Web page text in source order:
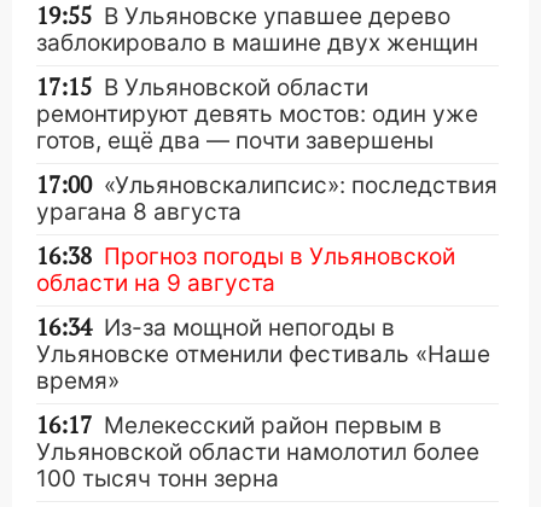
19:55 В Ульяновске упавшее дерево
заблокировало в машине двух женщин
17:15 В Ульяновской области
ремонтируют девять мостов: один уже
готов, ещё два — почти завершены
17:00 «Ульяновскалипсис»: последствия
урагана 8 августа
16:38 Прогноз погоды в Ульяновской
области на 9 августа
16:34 Из-за мощной непогоды в
Ульяновске отменили фестиваль «Наше
время»
16:17 Мелекесский район первым в
Ульяновской области намолотил более
100 тысяч тонн зерна